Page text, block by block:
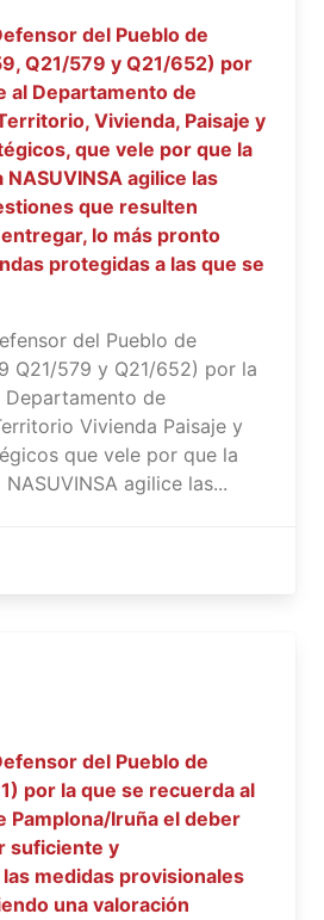
del Pueblo de
Q21/579 y Q21/652) por
al Departamento de
Vivienda, Paisaje y
que vele por que la
agilice las
que resulten
lo más pronto
protegidas a las que se
del Pueblo de
Q21/579 y Q21/652) por la
Departamento de
Vivienda Paisaje y
que vele por que la
agilice las...
del Pueblo de
por la que se recuerda al
Pamplona/Iruña el deber
suficiente y
medidas provisionales
una valoración